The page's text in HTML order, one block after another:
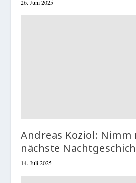
26. Juni 2025
Andreas Koziol: Nimm
nächste
14. Juli 2025